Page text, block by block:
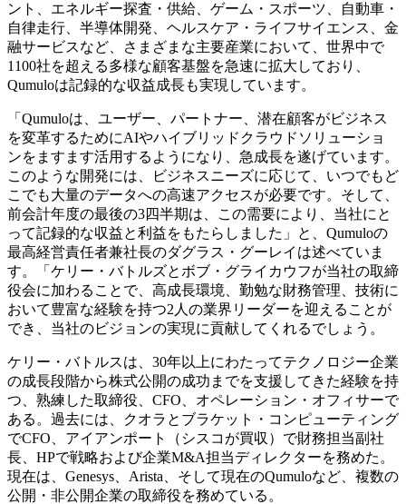
ント、エネルギー探査・供給、ゲーム・スポーツ、自動車・
自律走行、半導体開発、ヘルスケア・ライフサイエンス、金
融サービスなど、さまざまな主要産業において、世界中で
1100社を超える多様な顧客基盤を急速に拡大しており、
Qumuloは記録的な収益成長も実現しています。
「Qumuloは、ユーザー、パートナー、潜在顧客がビジネス
を変革するためにAIやハイブリッドクラウドソリューショ
ンをますます活用するようになり、急成長を遂げています。
このような開発には、ビジネスニーズに応じて、いつでもど
こでも大量のデータへの高速アクセスが必要です。そして、
前会計年度の最後の3四半期は、この需要により、当社にと
って記録的な収益と利益をもたらしました」と、Qumuloの
最高経営責任者兼社長のダグラス・グーレイは述べていま
す。「ケリー・バトルズとボブ・グライカウフが当社の取締
役会に加わることで、高成長環境、勤勉な財務管理、技術に
おいて豊富な経験を持つ2人の業界リーダーを迎えることが
でき、当社のビジョンの実現に貢献してくれるでしょう。
ケリー・バトルスは、30年以上にわたってテクノロジー企業
の成長段階から株式公開の成功までを支援してきた経験を持
つ、熟練した取締役、CFO、オペレーション・オフィサーで
ある。過去には、クオラとブラケット・コンピューティング
でCFO、アイアンポート（シスコが買収）で財務担当副社
長、HPで戦略および企業M&A担当ディレクターを務めた。
現在は、Genesys、Arista、そして現在のQumuloなど、複数の
公開・非公開企業の取締役を務めている。